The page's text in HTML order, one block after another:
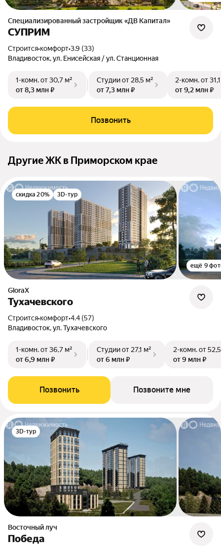
Специализированный застройщик «ДВ Капитал»
СУПРИМ
Строится•комфорт•3.9 (33)
Владивосток, ул. Енисейская / ул. Станционная
1-комн.от 30,7 м²
от 8,3 млн ₽
Студииот 28,5 м²
от 7,3 млн ₽
2-комн.от
от 9,2 млн ₽
Позвонить
Другие ЖК в Приморском крае
скидка 20% 3D-тур
ещё 9
GloraX
Тухачевского
Строится•комфорт•4.4 (57)
Владивосток, ул. Тухачевского
1-комн.от 36,7 м²
от 6,9 млн ₽
Студииот 27,1 м²
от 6 млн ₽
2-комн.от
от 9 млн ₽
Позвонить Позвоните мне
3D-тур
Восточный луч
Победа